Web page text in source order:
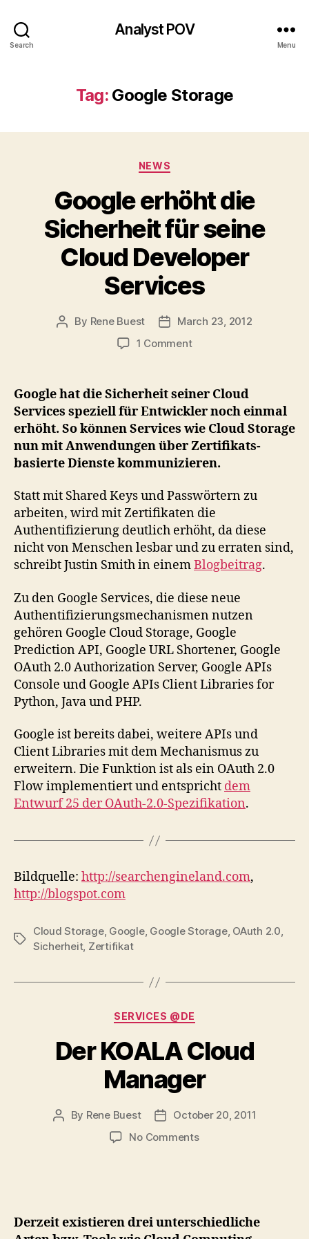
Search
Analyst POV
Menu
Tag: Google Storage
Categories
NEWS
Google erhöht die
Sicherheit für seine
Cloud Developer
Services
Post
By Rene Buest
PostMarch 23, 2012
1 Commenton
Sicherheit
für
seine
Cloud
Developer
Google hat die Sicherheit seiner Cloud
Services speziell für Entwickler noch einmal
erhöht. So können Services wie Cloud Storage
nun mit Anwendungen über Zertifikats-
basierte Dienste kommunizieren.
Statt mit Shared Keys und Passwörtern zu
arbeiten, wird mit Zertifikaten die
Authentifizierung deutlich erhöht, da diese
nicht von Menschen lesbar und zu erraten sind,
schreibt Justin Smith in einemBlogbeitrag.
Zu den Google Services, die diese neue
Authentifizierungsmechanismen nutzen
gehören Google Cloud Storage, Google
Prediction API, Google URL Shortener, Google
OAuth 2.0 Authorization Server, Google APIs
Console und Google APIs Client Libraries for
Python, Java und PHP.
Google ist bereits dabei, weitere APIs und
Client Libraries mit dem Mechanismus zu
erweitern. Die Funktion ist als ein OAuth 2.0
Flow implementiert und entspricht dem
Entwurf 25 der OAuth-2.0-Spezifikation.
Bildquelle: http://searchengineland.com,
http://blogspot.com
Tags
Cloud Storage, Google, Google Storage, OAuth 2.0,
Sicherheit, Zertifikat
Categories
SERVICES @DE
Der KOALA Cloud
Manager
Post
By Rene Buest
PostOctober 20, 2011
No Commentson
Derzeit existieren drei unterschiedliche